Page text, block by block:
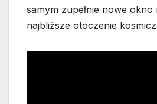
samym zupełnie nowe okno
najbliższe otoczenie